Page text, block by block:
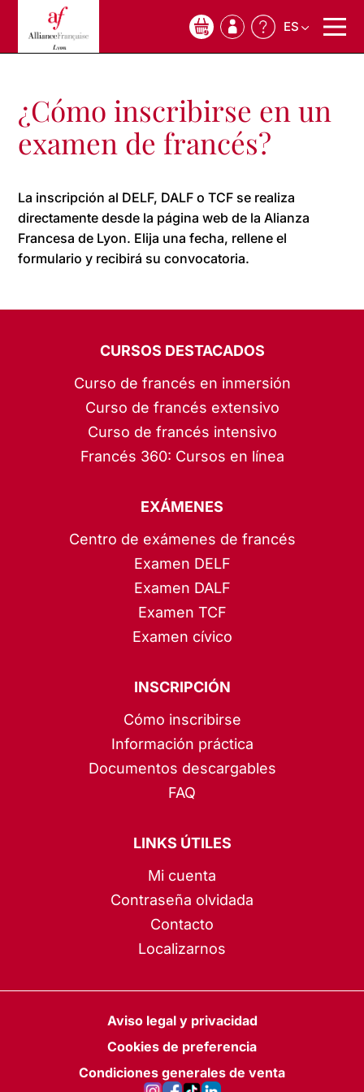
0 ES
¿Cómo inscribirse en un
examen de francés?
La inscripción al DELF, DALF o TCF se realiza
directamente desde la página web de la Alianza
Francesa de Lyon. Elija una fecha, rellene el
formulario y recibirá su convocatoria.
CURSOS DESTACADOS
Curso de francés en inmersión
Curso de francés extensivo
Curso de francés intensivo
Francés 360: Cursos en línea
EXÁMENES
Centro de exámenes de francés
Examen DELF
Examen DALF
Examen TCF
Examen cívico
INSCRIPCIÓN
Cómo inscribirse
Información práctica
Documentos descargables
FAQ
LINKS ÚTILES
Mi cuenta
Contraseña olvidada
Contacto
Localizarnos
Aviso legal y privacidad
Cookies de preferencia
Condiciones generales de venta